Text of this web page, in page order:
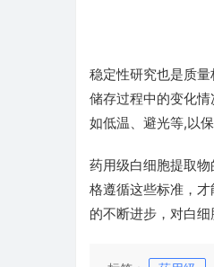
稳定性研究也是质
储存过程中的变化
如低温、避光等,以
药用级白细胞提取
格遵循这些标准，
的不断进步，对白